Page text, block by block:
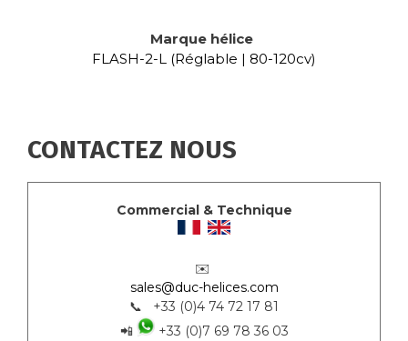
Marque hélice
FLASH-2-L (Réglable | 80-120cv)
CONTACTEZ NOUS
Commercial & Technique
✉️
sales@duc-helices.com
📞 +33 (0)4 74 72 17 81
📲
+33 (0)7 69 78 36 03